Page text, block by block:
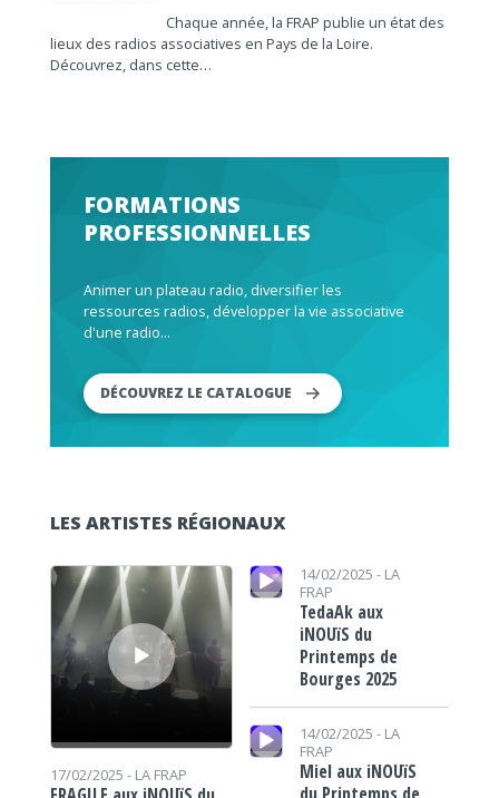
Chaque année, la FRAP publie un état des
lieux des radios associatives en Pays de la Loire.
Découvrez, dans cette…
FORMATIONS
PROFESSIONNELLES
Animer un plateau radio, diversifier les
ressources radios, développer la vie associative
d'une radio...
DÉCOUVREZ LE CATALOGUE
LES ARTISTES RÉGIONAUX
Lecteur audio
17/02/2025 - LA FRAP
Lecteur audio 14/02/2025 - LA
FRAP
TedaAk aux
iNOUïS du
Printemps de
Bourges 2025
Lecteur audio
14/02/2025 - LA
FRAP
Miel aux iNOUïS